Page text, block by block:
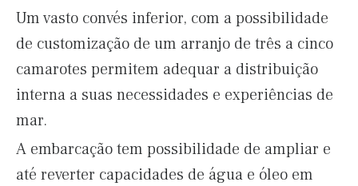
Um vasto convés inferior, com a possibilidade
de customização de um arranjo de três a cinco
camarotes permitem adequar a distribuição
interna a suas necessidades e experiências de
mar.
A embarcação tem possibilidade de ampliar e
até reverter capacidades de água e óleo em